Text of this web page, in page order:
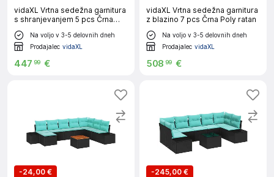
vidaXL Vrtna sedežna garnitura
s shranjevanjem 5 pcs Črna
Poli ratan
Na voljo v 3-5 delovnih dneh
Prodajalec vidaXL
447 99 €
vidaXL Vrtna sedežna garnitura
z blazino 7 pcs Črna Poly ratan
Na voljo v 3-5 delovnih dneh
Prodajalec vidaXL
508 99 €
-24,00 €
-245,00 €